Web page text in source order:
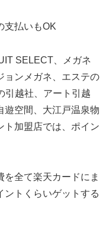
支払いもOK
SELECT、メガネ
ョンメガネ、エステの
引越社、アート引越
遊空間、大江戸温泉物
ト加盟店では、ポイン
全て楽天カードにま
ントくらいゲットする